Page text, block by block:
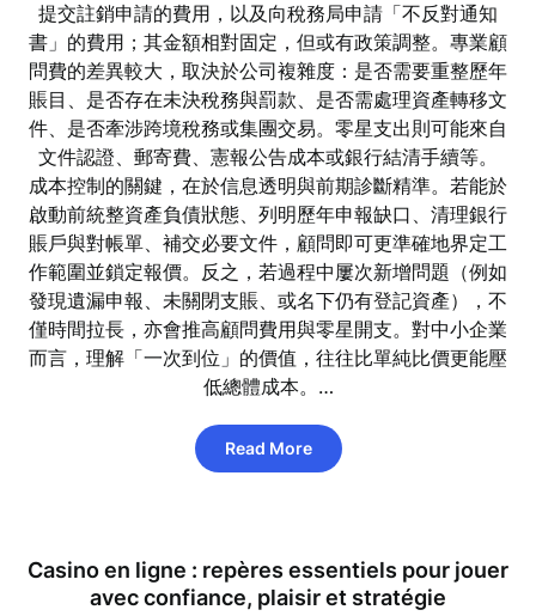
提交註銷申請的費用，以及向稅務局申請「不反對通知
書」的費用；其金額相對固定，但或有政策調整。專業顧
問費的差異較大，取決於公司複雜度：是否需要重整歷年
賬目、是否存在未決稅務與罰款、是否需處理資產轉移文
件、是否牽涉跨境稅務或集團交易。零星支出則可能來自
文件認證、郵寄費、憲報公告成本或銀行結清手續等。
成本控制的關鍵，在於信息透明與前期診斷精準。若能於
啟動前統整資產負債狀態、列明歷年申報缺口、清理銀行
賬戶與對帳單、補交必要文件，顧問即可更準確地界定工
作範圍並鎖定報價。反之，若過程中屢次新增問題（例如
發現遺漏申報、未關閉支賬、或名下仍有登記資產），不
僅時間拉長，亦會推高顧問費用與零星開支。對中小企業
而言，理解「一次到位」的價值，往往比單純比價更能壓
低總體成本。…
Read More
Casino en ligne : repères essentiels pour jouer
avec confiance, plaisir et stratégie